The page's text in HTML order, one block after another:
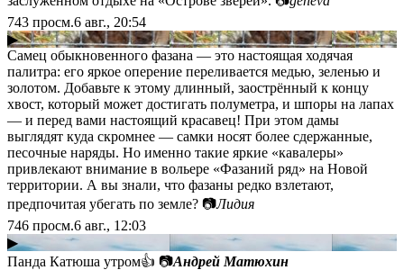
743 просм.6 авг., 20:54
▶
Самец обыкновенного фазана — это настоящая ходячая
палитра: его яркое оперение переливается медью, зеленью и
золотом. Добавьте к этому длинный, заострённый к концу
хвост, который может достигать полуметра, и шпоры на лапах
— и перед вами настоящий красавец! При этом дамы
выглядят куда скромнее — самки носят более сдержанные,
песочные наряды. Но именно такие яркие «кавалеры»
привлекают внимание в вольере «Фазаний ряд» на Новой
территории. А вы знали, что фазаны редко взлетают,
предпочитая убегать по земле? 📷Лидия
746 просм.6 авг., 12:03
▶
Панда Катюша утром👍 📷Андрей Матюхин